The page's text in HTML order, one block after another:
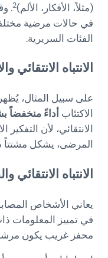
(مثلاً، الأفكار، الألم)2
.
في حالات مرضية
الفئات السريرية.
الانتباه الانتقائي
على سبيل المثال،
الاكتئاب أداءً
الانتقائي، لأن التفكير
المرضى، يشكل مشتتاً
الانتباه الانتقائي
يعاني الأشخاص
في تمييز المعلومات
محفز غريب يكون